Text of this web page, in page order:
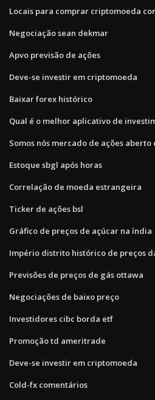
Locais para comprar criptomoeda
Negociação sean dekmar
Apvo previsão de ações
Deve-se investir em criptomoeda
Baixar forex histórico
Qual é o melhor aplicativo de
Somos nós mercado de ações
Estoque sbgl após horas
Correlação de moeda estrangeira
Ticker de ações bsl
Gráfico de preços de açúcar na índia
Império distrito histórico de preços
Previsões de preços de gás ottawa
Negociações de baixo preço
Investidores cibc borda etf
Promoção td ameritrade
Deve-se investir em criptomoeda
Cold-fx comentários